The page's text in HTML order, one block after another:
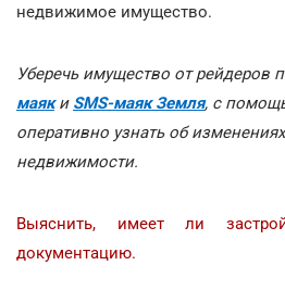
недвижимое имущество.
Уберечь имущество от рейдеров
маяки SMS-маяк Земля, с
оперативно узнать об
недвижимости.
Выяснить, имеет ли
документацию.